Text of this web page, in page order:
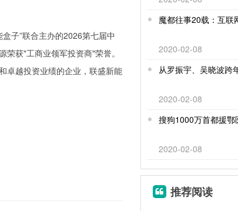
子”联合主办的2026第七届中
获"工商业领军投资商"荣誉。
卓越投资业绩的企业，联盛新能
魔都往事20载：互联
2020-02-08
从罗振宇、吴晓波跨
2020-02-08
搜狗1000万首都援
2020-02-08
推荐阅读